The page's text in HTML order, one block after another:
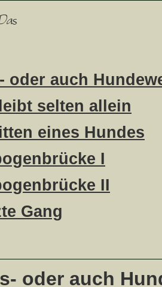
oder auch
selten allein
eines Hundes
I
II
Gang
oder auch